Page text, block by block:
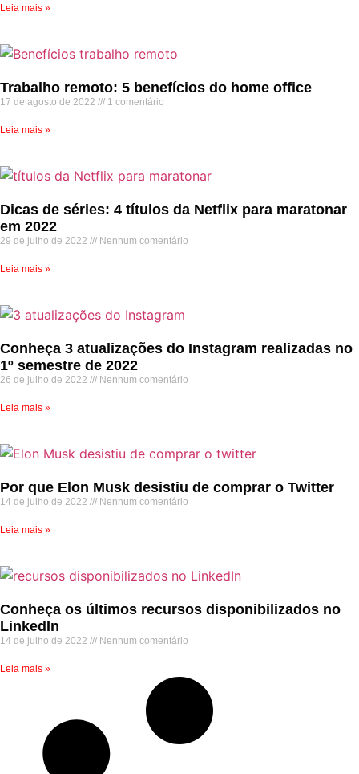
Leia mais »
Trabalho remoto: 5 benefícios do home office
17 de agosto de 2022 1 comentário
Leia mais »
Dicas de séries: 4 títulos da Netflix para maratonar
em 2022
29 de julho de 2022 Nenhum comentário
Leia mais »
Conheça 3 atualizações do Instagram realizadas no
1º semestre de 2022
26 de julho de 2022 Nenhum comentário
Leia mais »
Por que Elon Musk desistiu de comprar o Twitter
14 de julho de 2022 Nenhum comentário
Leia mais »
Conheça os últimos recursos disponibilizados no
LinkedIn
14 de julho de 2022 Nenhum comentário
Leia mais »